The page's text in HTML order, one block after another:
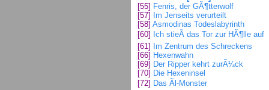
[55] Fenris, der GÃ¶tterwolf
[57]
Im Jenseits verurteilt
[58] Asmodinas Todeslabyrinth
[60]
Ich stieÃ das Tor zur HÃ¶lle auf
[61]
Im Zentrum des Schreckens
[66] Hexenwahn
[69] Der Ripper kehrt zurÃ¼ck
[70] Die Hexeninsel
[72] Das Ãl-Monster